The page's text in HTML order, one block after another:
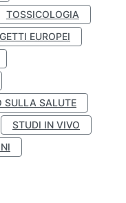
TOSSICOLOGIA
EUROPEI
SULLA SALUTE
STUDI IN VIVO